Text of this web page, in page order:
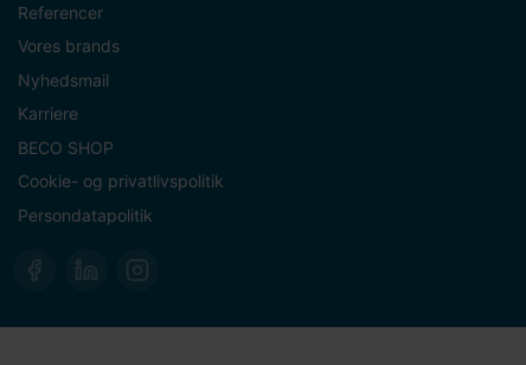
Referencer
Vores brands
Nyhedsmail
Karriere
BECO SHOP
Cookie- og privatlivspolitik
Persondatapolitik